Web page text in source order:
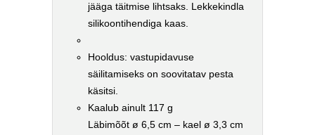
jääga täitmise lihtsaks. Lekkekindla
silikoontihendiga kaas.
Hooldus: vastupidavuse
säilitamiseks on soovitatav pesta
käsitsi.
Kaalub ainult 117 g
Läbimõõt ø 6,5 cm – kael ø 3,3 cm